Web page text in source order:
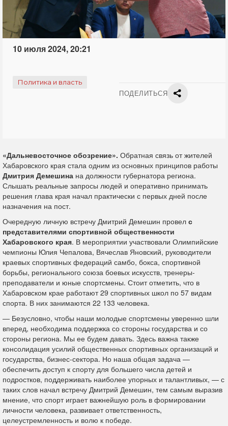
10 июля 2024, 20:21
Политика и власть
ПОДЕЛИТЬСЯ
«Дальневосточное обозрение». Обратная связь от жителей
Хабаровского края стала одним из основных принципов работы
Дмитрия Демешина на должности губернатора региона.
Слышать реальные запросы людей и оперативно принимать
решения глава края начал практически с первых дней после
назначения на пост.
Очередную личную встречу Дмитрий Демешин провел с
представителями спортивной общественности
Хабаровского края. В мероприятии участвовали Олимпийские
чемпионы Юлия Чепалова, Вячеслав Яновский, руководители
краевых спортивных федераций самбо, бокса, спортивной
борьбы, регионального союза боевых искусств, тренеры-
преподаватели и юные спортсмены. Стоит отметить, что в
Хабаровском крае работают 29 спортивных школ по 57 видам
спорта. В них занимаются 22 133 человека.
— Безусловно, чтобы наши молодые спортсмены уверенно шли
вперед, необходима поддержка со стороны государства и со
стороны региона. Мы ее будем давать. Здесь важна также
консолидация усилий общественных спортивных организаций и
государства, бизнес-сектора. Но наша общая задача —
обеспечить доступ к спорту для большего числа детей и
подростков, поддерживать наиболее упорных и талантливых, — с
таких слов начал встречу Дмитрий Демешин, тем самым выразив
мнение, что спорт играет важнейшую роль в формировании
личности человека, развивает ответственность,
целеустремленность и волю к победе.